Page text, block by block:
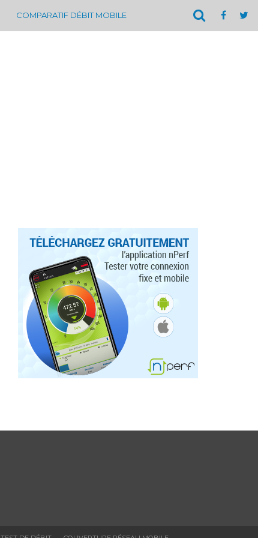
COMPARATIF DÉBIT MOBILE